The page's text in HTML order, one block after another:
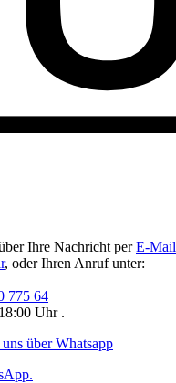
Ihre Nachricht perE-Mail
, oder Ihren Anruf unter:
775 64
Uhr .